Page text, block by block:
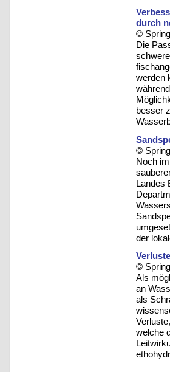
durch
©
Die
werden
besser
©
Noch
Landes
der
©
Als
an
als
welche